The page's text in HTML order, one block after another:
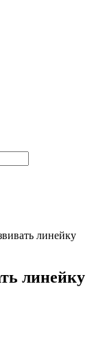
линейку
линейку